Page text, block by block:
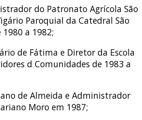
do Patronato Agrícola São
Paroquial da Catedral São
1980 a 1982;
de Fátima e Diretor da Escola
d Comunidades de 1983 a
de Almeida e Administrador
Moro em 1987;